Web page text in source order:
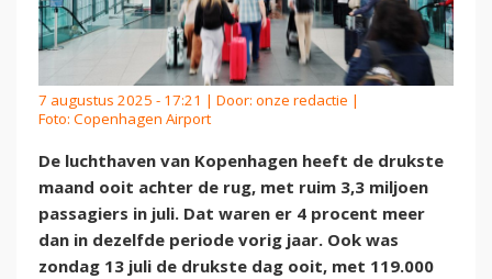
7 augustus 2025 - 17:21 | Door: onze redactie |
Foto: Copenhagen Airport
De luchthaven van Kopenhagen heeft de drukste
maand ooit achter de rug, met ruim 3,3 miljoen
passagiers in juli. Dat waren er 4 procent meer
dan in dezelfde periode vorig jaar. Ook was
zondag 13 juli de drukste dag ooit, met 119.000